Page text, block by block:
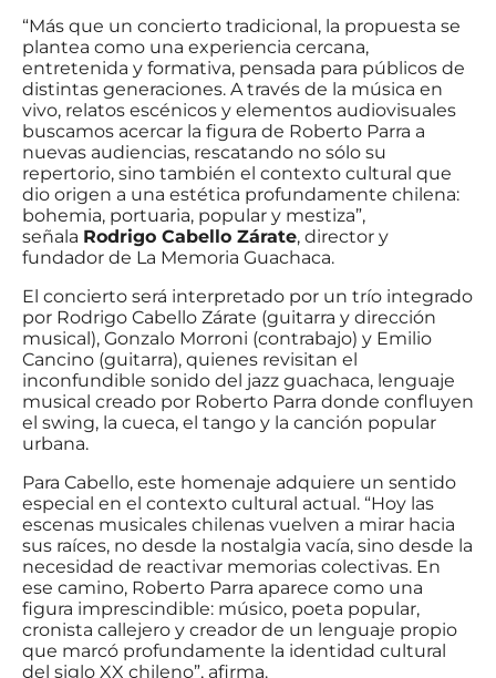
“Más que un concierto tradicional, la propuesta se
plantea como una experiencia cercana,
entretenida y formativa, pensada para públicos de
distintas generaciones. A través de la música en
vivo, relatos escénicos y elementos audiovisuales
buscamos acercar la figura de Roberto Parra a
nuevas audiencias, rescatando no sólo su
repertorio, sino también el contexto cultural que
dio origen a una estética profundamente chilena:
bohemia, portuaria, popular y mestiza”,
señala Rodrigo Cabello Zárate, director y
fundador de La Memoria Guachaca.
El concierto será interpretado por un trío integrado
por Rodrigo Cabello Zárate (guitarra y dirección
musical), Gonzalo Morroni (contrabajo) y Emilio
Cancino (guitarra), quienes revisitan el
inconfundible sonido del jazz guachaca, lenguaje
musical creado por Roberto Parra donde confluyen
el swing, la cueca, el tango y la canción popular
urbana.
Para Cabello, este homenaje adquiere un sentido
especial en el contexto cultural actual. “Hoy las
escenas musicales chilenas vuelven a mirar hacia
sus raíces, no desde la nostalgia vacía, sino desde la
necesidad de reactivar memorias colectivas. En
ese camino, Roberto Parra aparece como una
figura imprescindible: músico, poeta popular,
cronista callejero y creador de un lenguaje propio
que marcó profundamente la identidad cultural
del siglo XX chileno”, afirma.